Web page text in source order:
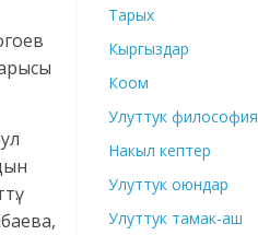
Тарых
Кыргыздар
Коом
Улуттук философия
Накыл кептер
Улуттук оюндар
Улуттук тамак-аш